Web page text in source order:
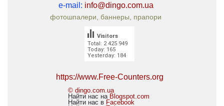
e-mail: info@dingo.com.ua
фотошпалери, баннеры, прапори
Total: 2 425 949
Today: 165
Yesterday: 184
Visitors
https://www.Free-Counters.org
© dingo.com.ua
Найти нас на Blogspot.com
Найти нас в Facebook